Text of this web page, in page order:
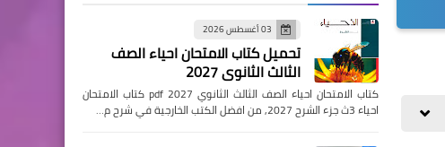
03 أغسطس 2026
تحميل كتاب الامتحان احياء الصف
الثالث الثانوي 2027
كتاب الامتحان احياء الصف الثالث الثانوي pdf 2027 كتاب الامتحان
احياء 3ث جزء الشرح 2027, من افضل الكتب الخارجية في شرح م…